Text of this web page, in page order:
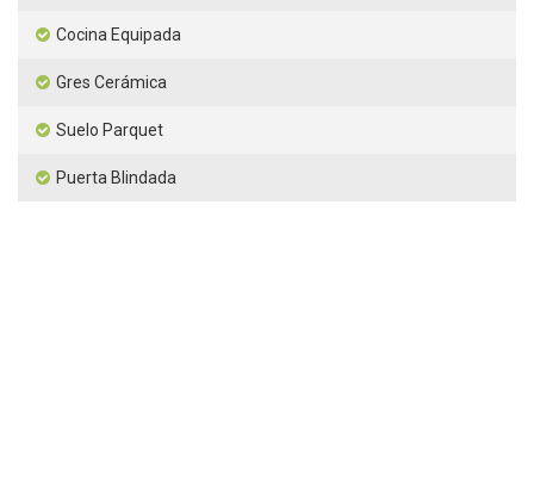
Cocina Equipada
Gres Cerámica
Suelo Parquet
Puerta Blindada